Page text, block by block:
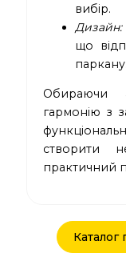
вибір.
Дизайн:
що
паркану.
Обираючи
гармонію з
створити
практичний
Каталог